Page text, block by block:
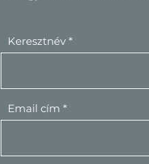
Keresztnév
Email cím